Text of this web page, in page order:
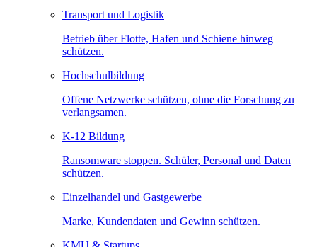
Transport und Logistik
Betrieb über Flotte, Hafen und Schiene hinweg
schützen.
Hochschulbildung
Offene Netzwerke schützen, ohne die Forschung zu
verlangsamen.
K-12 Bildung
Ransomware stoppen. Schüler, Personal und Daten
schützen.
Einzelhandel und Gastgewerbe
Marke, Kundendaten und Gewinn schützen.